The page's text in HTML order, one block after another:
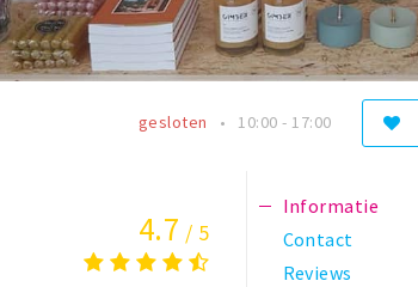
gesloten 10:00 - 17:00
4.7 / 5
Informatie
Contact
Reviews